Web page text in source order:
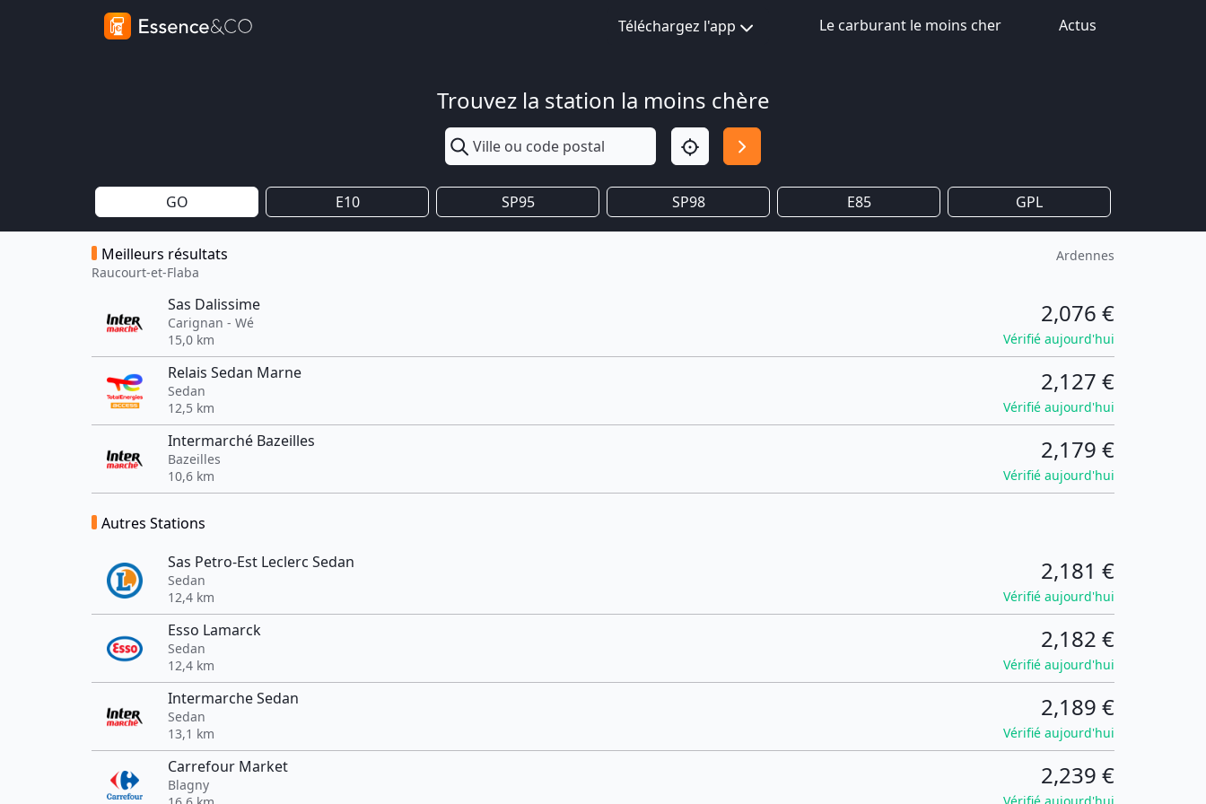
Téléchargez l'app Le carburant le moins cher Actus
Trouvez la station la moins chère
GO E10 SP95 SP98 E85 GPL
Meilleurs résultats
Raucourt-et-Flaba
Ardennes
Sas Dalissime
Carignan - Wé
15,0 km
2,076 €
Vérifié aujourd'hui
Relais Sedan Marne
Sedan
12,5 km
2,127 €
Vérifié aujourd'hui
Intermarché Bazeilles
Bazeilles
10,6 km
2,179 €
Vérifié aujourd'hui
Autres Stations
Sas Petro-Est Leclerc Sedan
Sedan
12,4 km
2,181 €
Vérifié aujourd'hui
Esso Lamarck
Sedan
12,4 km
2,182 €
Vérifié aujourd'hui
Intermarche Sedan
Sedan
13,1 km
2,189 €
Vérifié aujourd'hui
Carrefour Market
Blagny
2,239 €